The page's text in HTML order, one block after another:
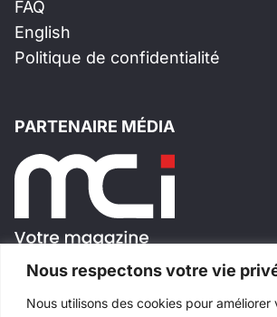
Nous respectons votre vie
Nous utilisons des cookies pour
FAQ
English
Politique de confidentialité
PARTENAIRE MÉDIA